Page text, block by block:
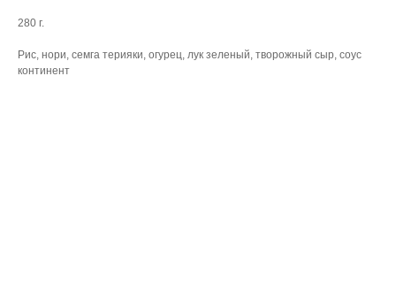
280 г.
Рис, нори, семга терияки, огурец, лук зеленый, творожный сыр, соус
континент